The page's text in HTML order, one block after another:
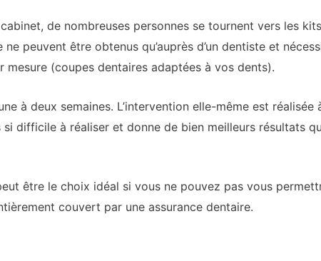
de nombreuses personnes se tournent vers les
peuvent être obtenus qu’auprès d’un dentiste et
(coupes dentaires adaptées à vos dents).
à deux semaines. L’intervention elle-même est réalisée
si difficile à réaliser et donne de bien meilleurs résultats
être le choix idéal si vous ne pouvez pas vous
couvert par une assurance dentaire.